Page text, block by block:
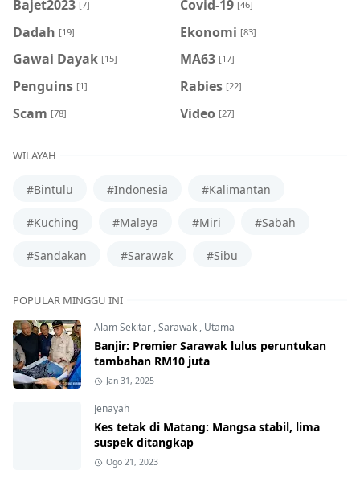
Bajet2023 [7] Covid-19 [46]
Dadah [19] Ekonomi [83]
Gawai Dayak [15] MA63 [17]
Penguins [1] Rabies [22]
Scam [78] Video [27]
WILAYAH
#Bintulu #Indonesia #Kalimantan
#Kuching #Malaya #Miri #Sabah
#Sandakan #Sarawak #Sibu
POPULAR MINGGU INI
Alam Sekitar,Sarawak, Utama
Banjir: Premier Sarawak lulus peruntukan
tambahan RM10 juta
Jan 31, 2025
Jenayah
Kes tetak di Matang: Mangsa stabil, lima
suspek ditangkap
Ogo 21, 2023